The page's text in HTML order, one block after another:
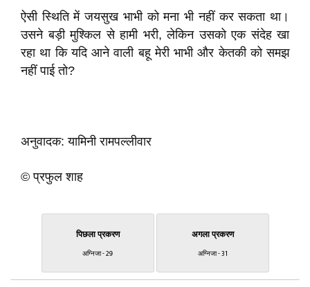
ऐसी स्थिति में जयसुख भाभी को मना भी नहीं कर सकता था।
उसने बड़ी मुश्किल से हामी भरी, लेकिन उसको एक संदेह खा
रहा था कि यदि आने वाली बहू मेरी भाभी और केतकी को समझ
नहीं पाई तो?
अनुवादक: यामिनी रामपल्लीवार
© प्रफुल शाह
पिछला प्रकरण
अग्निजा - 29
अगला प्रकरण
अग्निजा - 31